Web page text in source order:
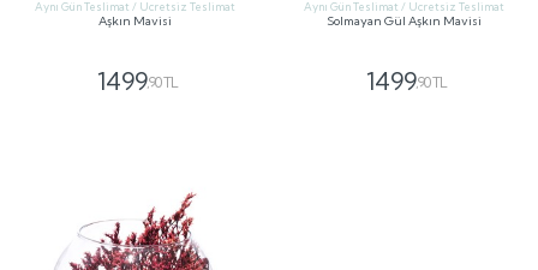
Aynı Gün Teslimat / Ücretsiz Teslimat
Aşkın Mavisi
1499,90 TL
Aynı Gün Teslimat / Ücretsiz Teslimat
Solmayan Gül Aşkın Mavisi
1499,90 TL